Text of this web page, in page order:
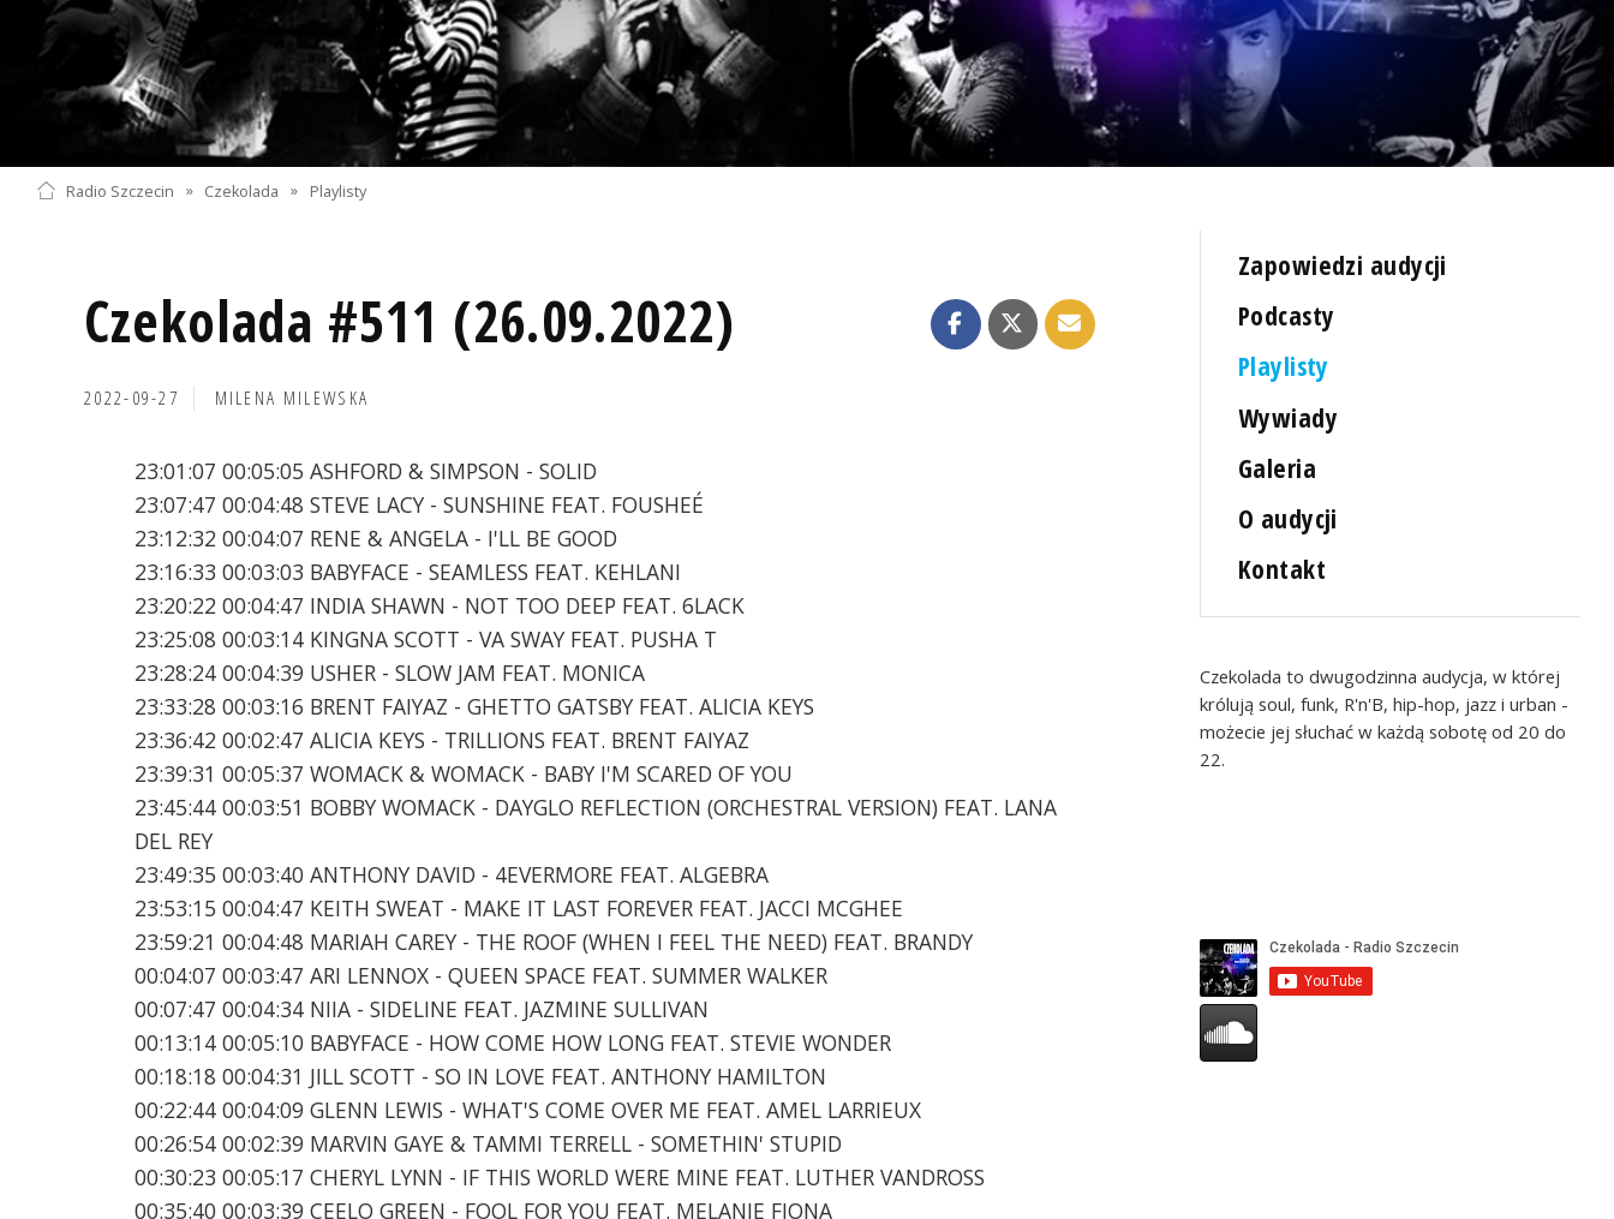
Radio Szczecin » Czekolada » Playlisty
Czekolada #511 (26.09.2022)
2022-09-27 MILENA MILEWSKA
23:01:07 00:05:05 ASHFORD & SIMPSON - SOLID
23:07:47 00:04:48 STEVE LACY - SUNSHINE FEAT. FOUSHEÉ
23:12:32 00:04:07 RENE & ANGELA - I'LL BE GOOD
23:16:33 00:03:03 BABYFACE - SEAMLESS FEAT. KEHLANI
23:20:22 00:04:47 INDIA SHAWN - NOT TOO DEEP FEAT. 6LACK
23:25:08 00:03:14 KINGNA SCOTT - VA SWAY FEAT. PUSHA T
23:28:24 00:04:39 USHER - SLOW JAM FEAT. MONICA
23:33:28 00:03:16 BRENT FAIYAZ - GHETTO GATSBY FEAT. ALICIA KEYS
23:36:42 00:02:47 ALICIA KEYS - TRILLIONS FEAT. BRENT FAIYAZ
23:39:31 00:05:37 WOMACK & WOMACK - BABY I'M SCARED OF YOU
23:45:44 00:03:51 BOBBY WOMACK - DAYGLO REFLECTION (ORCHESTRAL VERSION) FEAT. LANA
DEL REY
23:49:35 00:03:40 ANTHONY DAVID - 4EVERMORE FEAT. ALGEBRA
23:53:15 00:04:47 KEITH SWEAT - MAKE IT LAST FOREVER FEAT. JACCI MCGHEE
23:59:21 00:04:48 MARIAH CAREY - THE ROOF (WHEN I FEEL THE NEED) FEAT. BRANDY
00:04:07 00:03:47 ARI LENNOX - QUEEN SPACE FEAT. SUMMER WALKER
00:07:47 00:04:34 NIIA - SIDELINE FEAT. JAZMINE SULLIVAN
00:13:14 00:05:10 BABYFACE - HOW COME HOW LONG FEAT. STEVIE WONDER
00:18:18 00:04:31 JILL SCOTT - SO IN LOVE FEAT. ANTHONY HAMILTON
00:22:44 00:04:09 GLENN LEWIS - WHAT'S COME OVER ME FEAT. AMEL LARRIEUX
00:26:54 00:02:39 MARVIN GAYE & TAMMI TERRELL - SOMETHIN' STUPID
00:30:23 00:05:17 CHERYL LYNN - IF THIS WORLD WERE MINE FEAT. LUTHER VANDROSS
00:35:40 00:03:39 CEELO GREEN - FOOL FOR YOU FEAT. MELANIE FIONA
Zapowiedzi audycji
Podcasty
Playlisty
Wywiady
Galeria
O audycji
Kontakt
Czekolada to dwugodzinna audycja, w której
królują soul, funk, R'n'B, hip-hop, jazz i urban -
możecie jej słuchać w każdą sobotę od 20 do
22.